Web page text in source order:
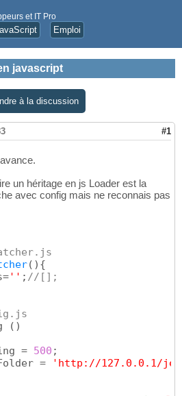
et IT Pro
Emploi
javascript
à la discussion
#1
un héritage en js Loader est la
avec config mais ne reconnais pas
( ) {
'' ; //[];
( )
= 500 ;
=
'http://127.0.0.1/